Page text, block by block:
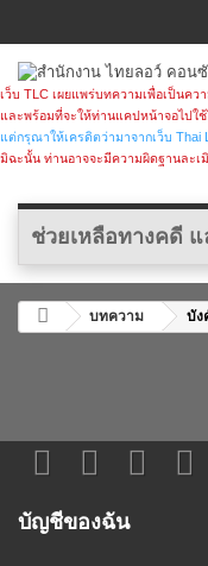
เว็บ TLC เผยแพร่บทความเพื่อเป็นคว
และพร้อมที่จะให้ท่านแคปหน้าจอไปใช้
แต่กรุณาให้เครดิตว่ามาจากเว็บ Thai
มิฉะนั้น ท่านอาจจะมีความผิดฐานละ
ช่วยเหลือทางคดี
บทความ บัง
บัญชีของฉัน